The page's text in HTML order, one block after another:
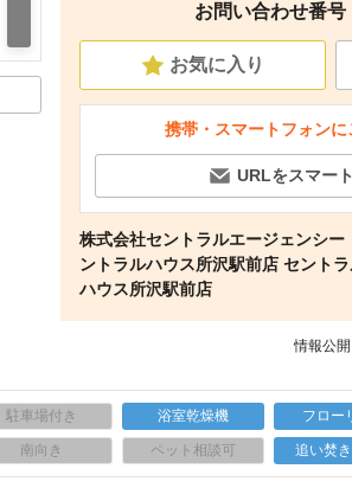
お問い合わせ番
お気に入り
携帯・スマートフォン
URLをスマー
株式会社セントラルエージェンシ
ントラルハウス所沢駅前店 セント
ハウス所沢駅前店
情報公
駐車場付き 浴室乾燥機 フロー
南向き ペット相談可 追い焚